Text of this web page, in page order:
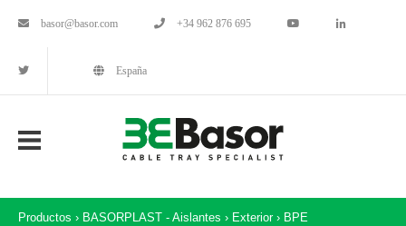
basor@basor.com +34 962 876 695
España
Productos › BASORPLAST - Aislantes › Exterior› BPE